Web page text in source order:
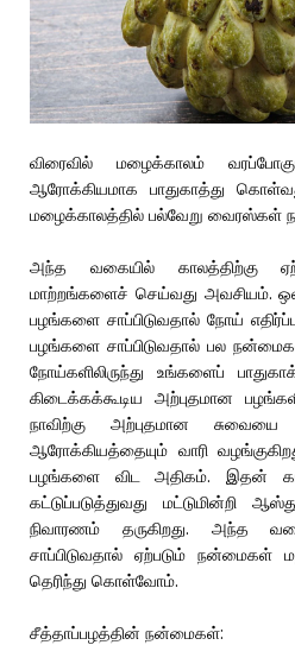
விரைவில் மழைக்காலம்
ஆரோக்கியமாக பாதுகாத்து
மழைக்காலத்தில் பல்வேறு வைரஸ்கள்
அந்த வகையில் காலத்திற்கு
மாற்றங்களைச் செய்வது அவசியம்.
பழங்களை சாப்பிடுவதால் நோய்
பழங்களை சாப்பிடுவதால் பல
நோய்களிலிருந்து உங்களைப்
கிடைக்கக்கூடிய அற்புதமான
நாவிற்கு அற்புதமான சுவையை
ஆரோக்கியத்தையும் வாரி
பழங்களை விட அதிகம். இதன்
கட்டுப்படுத்துவது மட்டுமின்றி
நிவாரணம் தருகிறது. அந்த
சாப்பிடுவதால் ஏற்படும்
தெரிந்து கொள்வோம்.
சீத்தாப்பழத்தின் நன்மைகள்: